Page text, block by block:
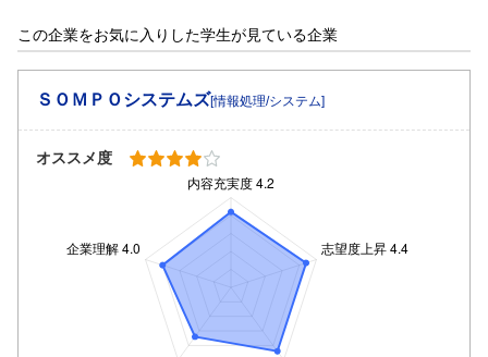
この企業をお気に入りした学生が見ている企業
ＳＯＭＰＯシステムズ[情報処理/システム]
オススメ度